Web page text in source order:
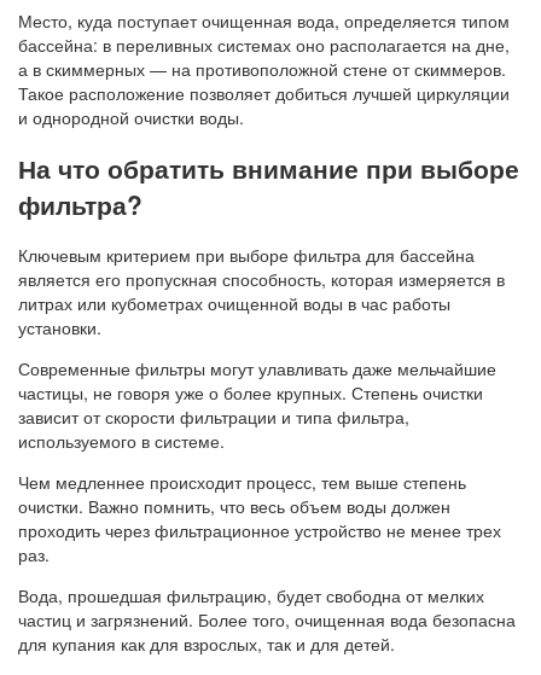
Место, куда поступает очищенная вода, определяется типом
бассейна: в переливных системах оно располагается на дне,
а в скиммерных — на противоположной стене от скиммеров.
Такое расположение позволяет добиться лучшей циркуляции
и однородной очистки воды.
На что обратить внимание при выборе
фильтра?
Ключевым критерием при выборе фильтра для бассейна
является его пропускная способность, которая измеряется в
литрах или кубометрах очищенной воды в час работы
установки.
Современные фильтры могут улавливать даже мельчайшие
частицы, не говоря уже о более крупных. Степень очистки
зависит от скорости фильтрации и типа фильтра,
используемого в системе.
Чем медленнее происходит процесс, тем выше степень
очистки. Важно помнить, что весь объем воды должен
проходить через фильтрационное устройство не менее трех
раз.
Вода, прошедшая фильтрацию, будет свободна от мелких
частиц и загрязнений. Более того, очищенная вода безопасна
для купания как для взрослых, так и для детей.